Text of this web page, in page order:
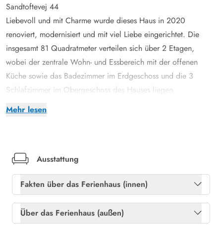
Mehr lesen
Sandtoftevej 44
Liebevoll und mit Charme wurde dieses Haus in 2020
renoviert, modernisiert und mit viel Liebe eingerichtet. Die
insgesamt 81 Quadratmeter verteilen sich über 2 Etagen,
wobei der zentrale Wohn- und Essbereich mit der offenen
Küche sowie das Badezimmer im Erdgeschoss und die 3
Schlafzimmer im Obergeschoss des Hauses liegen.
Wer morgens also noch etwas länger schlafen oder einfach
bei einer frisch aufgebrühten Tasse Kaffee den Tag begrüßt.
Im Wohnzimmer gibt es auch einen Kamin, welcher zusammen
mit der Luft-zu-Luft-Wärmepumpe gerade an kühleren Tagen
oder am Abend für eine besonders angenehme Wärme und
damit auch super gemütliche Urlaubsatmosphäre sorgt.
Ausstattung
Fakten über das Ferienhaus (innen)
Gratis internet
Ja
Über das Ferienhaus (außen)